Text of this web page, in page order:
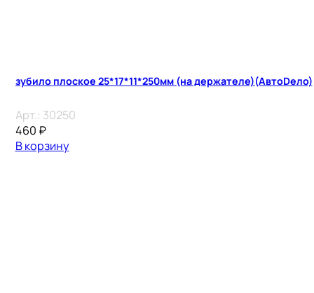
зубило плоское 25*17*11*250мм (на держателе)(АвтоDело)
Арт.: 30250
460 ₽
В корзину